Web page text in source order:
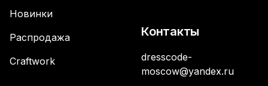
Новинки
Распродажа
Craftwork
Контакты
dresscode-
moscow@yandex.ru